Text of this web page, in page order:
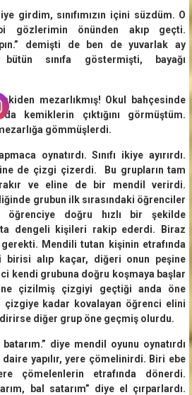
girdim, sınıfımızın içini süzdüm. O
gözlerimin önünden akıp geçti.
demişti de ben de yuvarlak ay
bütün sınıfa göstermişti, bayağı
mezarlıkmış! Okul bahçesinde
kemiklerin çıktığını görmüştüm.
gömmüşlerdi.
oynatırdı. Sınıfı ikiye ayırırdı.
de çizgi çizerdi. Bu grupların tam
ve eline de bir mendil verirdi.
grubun ilk sırasındaki öğrenciler
doğru hızlı bir şekilde
dengeli kişileri rakip ederdi. Biraz
gerekti. Mendili tutan kişinin etrafında
birisi alıp kaçar, diğeri onun peşine
kendi grubuna doğru koşmaya başlar
çizilmiş çizgiyi geçtiği anda öne
çizgiye kadar kovalayan öğrenci elini
diğer grup öne geçmiş olurdu.
diye mendil oyunu oynatırdı
yapılır, yere çömelinirdi. Biri ebe
çömelenlerin etrafında dönerdi.
bal satarım” diye el çırparlardı.